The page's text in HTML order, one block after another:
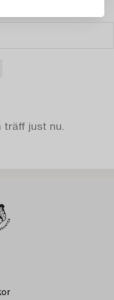
träff just nu.